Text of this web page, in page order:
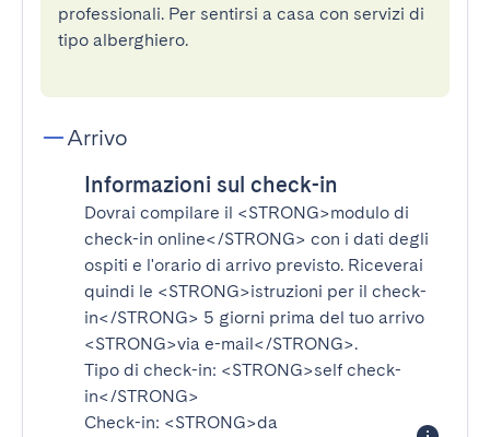
professionali. Per sentirsi a casa con servizi di
tipo alberghiero.
Arrivo
Informazioni sul check-in
Dovrai compilare il <STRONG>modulo di
check-in online</STRONG> con i dati degli
ospiti e l'orario di arrivo previsto. Riceverai
quindi le <STRONG>istruzioni per il check-
in</STRONG> 5 giorni prima del tuo arrivo
<STRONG>via e-mail</STRONG>.
Tipo di check-in: <STRONG>self check-
in</STRONG>
Check-in: <STRONG>da